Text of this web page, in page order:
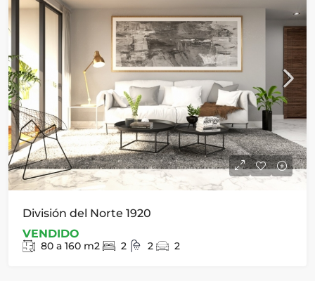
División del Norte 1920
VENDIDO
80 a 160 m2 2 2 2